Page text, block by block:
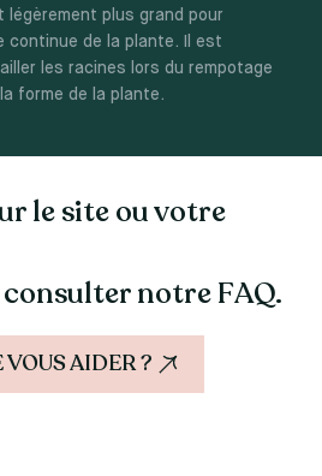
plus grand pour
continue de la plante. Il est
les racines lors du rempotage
forme de la plante.
le site ou votre
notre FAQ.
AIDER ?